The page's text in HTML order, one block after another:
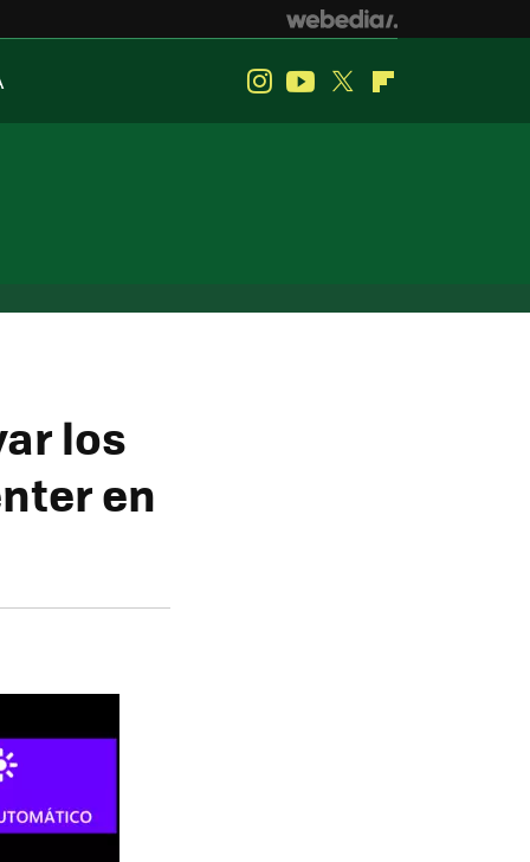
InstagramYoutube
Twitter
los
en